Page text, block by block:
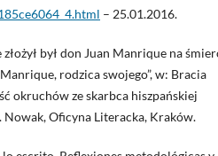
– 25.01.2016.
był don Juan Manrique na
rodzica swojego”, w: Bracia
okruchów ze skarbca hiszpańskiej
Nowak, Oficyna Literacka, Kraków.